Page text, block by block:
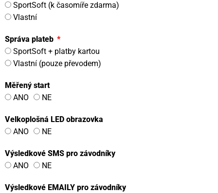
SportSoft (k časomíře zdarma)
Vlastní
Správa plateb
SportSoft + platby kartou
Vlastní (pouze převodem)
Měřený start
ANO
NE
Velkoplošná LED obrazovka
ANO
NE
Výsledkové SMS pro závodníky
ANO
NE
Výsledkové EMAILY pro závodníky